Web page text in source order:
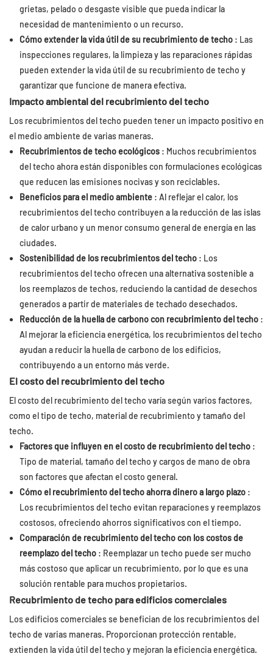
grietas, pelado o desgaste visible que pueda indicar la
necesidad de mantenimiento o un recurso.
Cómo extender la vida útil de su recubrimiento de techo : Las
inspecciones regulares, la limpieza y las reparaciones rápidas
pueden extender la vida útil de su recubrimiento de techo y
garantizar que funcione de manera efectiva.
Impacto ambiental del recubrimiento del techo
Los recubrimientos del techo pueden tener un impacto positivo en
el medio ambiente de varias maneras.
Recubrimientos de techo ecológicos : Muchos recubrimientos
del techo ahora están disponibles con formulaciones ecológicas
que reducen las emisiones nocivas y son reciclables.
Beneficios para el medio ambiente : Al reflejar el calor, los
recubrimientos del techo contribuyen a la reducción de las islas
de calor urbano y un menor consumo general de energía en las
ciudades.
Sostenibilidad de los recubrimientos del techo : Los
recubrimientos del techo ofrecen una alternativa sostenible a
los reemplazos de techos, reduciendo la cantidad de desechos
generados a partir de materiales de techado desechados.
Reducción de la huella de carbono con recubrimiento del techo :
Al mejorar la eficiencia energética, los recubrimientos del techo
ayudan a reducir la huella de carbono de los edificios,
contribuyendo a un entorno más verde.
El costo del recubrimiento del techo
El costo del recubrimiento del techo varía según varios factores,
como el tipo de techo, material de recubrimiento y tamaño del
techo.
Factores que influyen en el costo de recubrimiento del techo :
Tipo de material, tamaño del techo y cargos de mano de obra
son factores que afectan el costo general.
Cómo el recubrimiento del techo ahorra dinero a largo plazo :
Los recubrimientos del techo evitan reparaciones y reemplazos
costosos, ofreciendo ahorros significativos con el tiempo.
Comparación de recubrimiento del techo con los costos de
reemplazo del techo : Reemplazar un techo puede ser mucho
más costoso que aplicar un recubrimiento, por lo que es una
solución rentable para muchos propietarios.
Recubrimiento de techo para edificios comerciales
Los edificios comerciales se benefician de los recubrimientos del
techo de varias maneras. Proporcionan protección rentable,
extienden la vida útil del techo y mejoran la eficiencia energética.